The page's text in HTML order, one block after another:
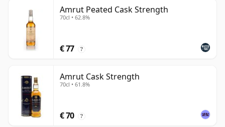
Amrut Peated Cask Strength
70cl • 62.8%
€ 77 ?
Amrut Cask Strength
70cl • 61.8%
€ 70 ?